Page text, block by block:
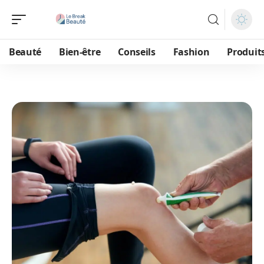
Beauté Bien-être Conseils Fashion